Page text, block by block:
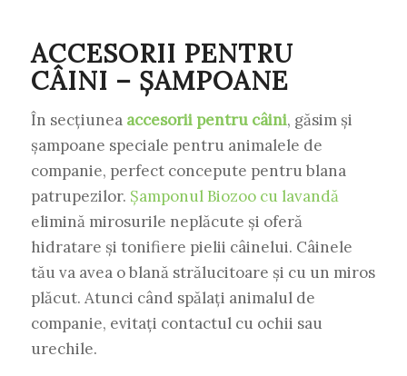
ACCESORII PENTRU
CÂINI – ȘAMPOANE
În secțiunea accesorii pentru câini, găsim și
șampoane speciale pentru animalele de
companie, perfect concepute pentru blana
patrupezilor. Șamponul Biozoo cu lavandă
elimină mirosurile neplăcute și oferă
hidratare și tonifiere pielii câinelui. Câinele
tău va avea o blană strălucitoare și cu un miros
plăcut. Atunci când spălați animalul de
companie, evitați contactul cu ochii sau
urechile.